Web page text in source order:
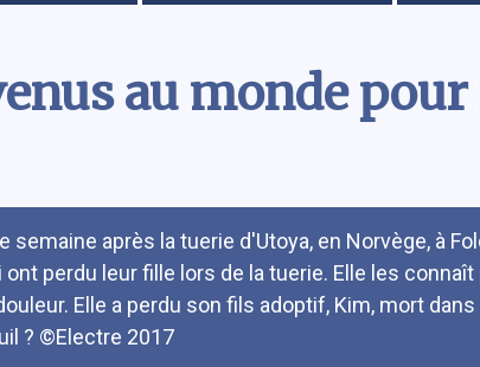
au monde
semaine après la tuerie d'Utoya, en Norvège, à
ont perdu leur fille lors de la tuerie. Elle les
Elle a perdu son fils adoptif, Kim, mort
? ©Electre 2017